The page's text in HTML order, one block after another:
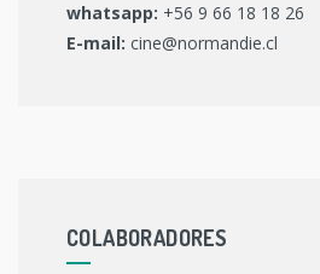
whatsapp: +56 9 66 18 18 26
E-mail: cine@normandie.cl
COLABORADORES